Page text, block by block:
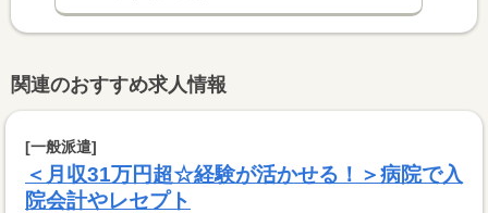
関連のおすすめ求人情報
[一般派遣]
＜月収31万円超☆経験が活かせる！＞病院で入
院会計やレセプト